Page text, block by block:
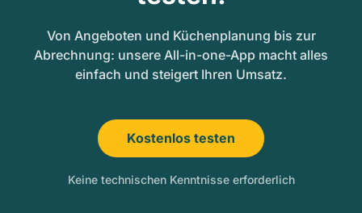
Von Angeboten und Küchenplanung bis zur
Abrechnung: unsere All-in-one-App macht alles
einfach und steigert Ihren Umsatz.
Kostenlos testen
Keine technischen Kenntnisse erforderlich